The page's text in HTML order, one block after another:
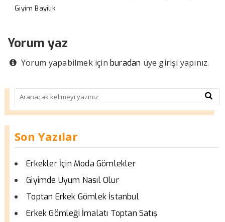
Giyim Bayilik
Yorum yaz
Yorum yapabilmek için buradan üye girişi yapınız.
Son Yazılar
Erkekler İçin Moda Gömlekler
Giyimde Uyum Nasıl Olur
Toptan Erkek Gömlek İstanbul
Erkek Gömleği İmalatı Toptan Satış